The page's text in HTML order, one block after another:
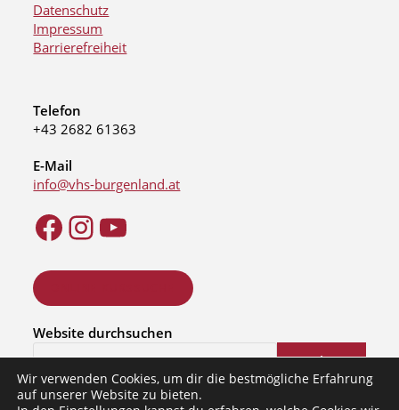
Datenschutz
Impressum
Barrierefreiheit
Telefon
+43 2682 61363
E-Mail
info@vhs-burgenland.at
Website durchsuchen
Suchen
Wir verwenden Cookies, um dir die bestmögliche Erfahrung
auf unserer Website zu bieten.